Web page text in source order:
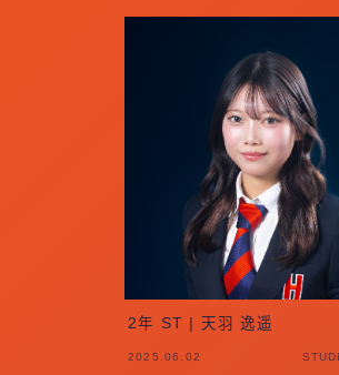
2年 ST | 天羽 逸遥
2025.06.02